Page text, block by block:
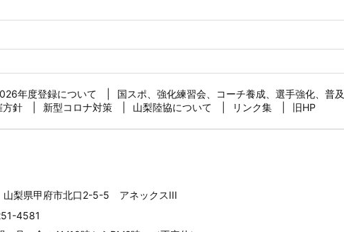
年度登録について 国スポ、強化練習会、コーチ養成、選手強化、普及
方針 新型コロナ対策 山梨陸協について リンク集 旧HP
梨県甲府市北口2-5-5 アネックスIII
4581